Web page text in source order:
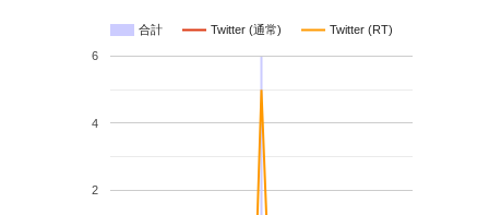
合計 Twitter (通常) Twitter (RT)
2
4
6